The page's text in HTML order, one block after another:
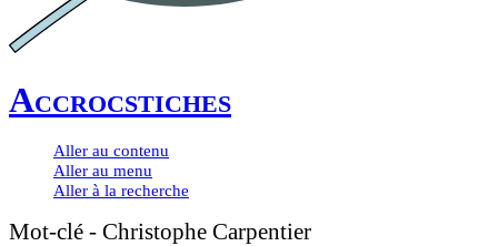
Accrocstiches
Aller au contenu
Aller au menu
Aller à la recherche
Mot-clé - Christophe Carpentier